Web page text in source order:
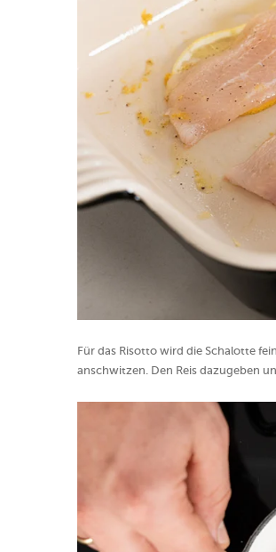
Für das Risotto wird die Schalotte
anschwitzen. Den Reis dazugeben